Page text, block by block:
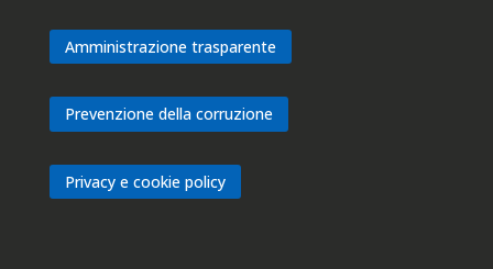
Amministrazione trasparente
Prevenzione della corruzione
Privacy e cookie policy